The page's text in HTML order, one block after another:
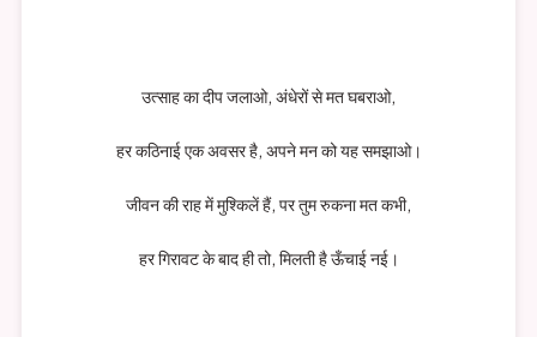
उत्साह का दीप जलाओ, अंधेरों से मत घबराओ,
हर कठिनाई एक अवसर है, अपने मन को यह समझाओ।
जीवन की राह में मुश्किलें हैं, पर तुम रुकना मत कभी,
हर गिरावट के बाद ही तो, मिलती है ऊँचाई नई।